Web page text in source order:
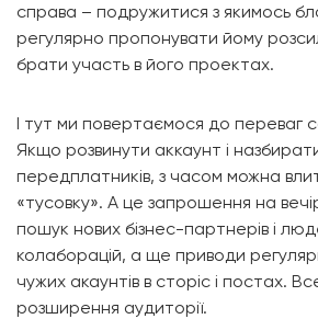
справа – подружитися з якимось
регулярно пропонувати йому
брати участь в його проектах.
І тут ми повертаємося до переваг
Якщо розвинути аккаунт і
передплатників, з часом можна
«тусовку». А це запрошення на
пошук нових бізнес-партнерів і
колаборацій, а ще приводи
чужих акаунтів в сторіс і постах.
розширення аудиторії.